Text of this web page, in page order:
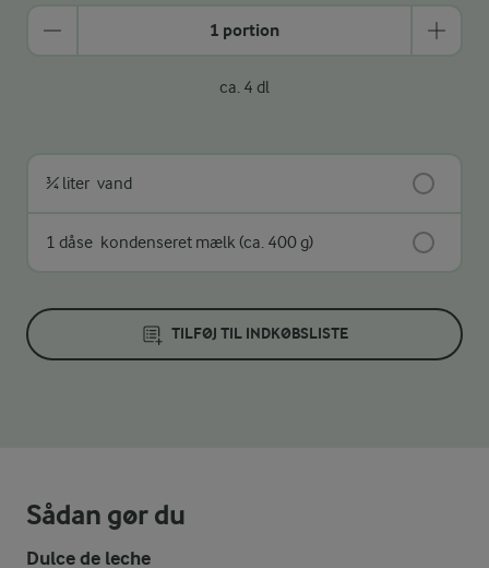
1 portion
ca. 4 dl
¾ liter vand
1 dåse kondenseret mælk (ca. 400 g)
TILFØJ TIL INDKØBSLISTE
Sådan gør du
Dulce de leche